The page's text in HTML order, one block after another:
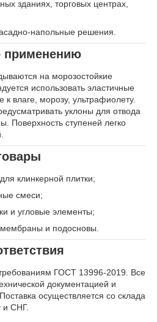
зданиях, торговых центрах,
напольные решения.
применению
на морозостойкие
использовать эластичные
к влаге, морозу, ультрафиолету.
уклоны для отвода
Поверхность ступеней легко
клинкерной плитки;
смеси;
и угловые элементы;
и подосновы.
требованиям ГОСТ 13996-2019. Все
документацией и
осуществляется со склада
и СНГ.